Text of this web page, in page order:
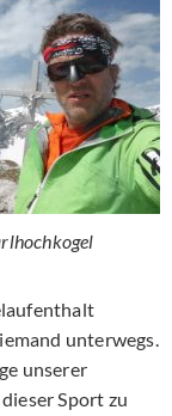
unterwegs.
unserer
Sport zu